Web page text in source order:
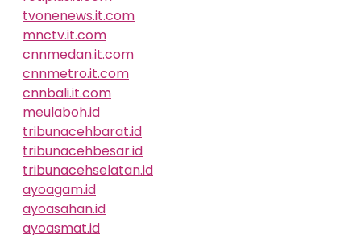
tvonenews.it.com
mnctv.it.com
cnnmedan.it.com
cnnmetro.it.com
cnnbali.it.com
meulaboh.id
tribunacehbarat.id
tribunacehbesar.id
tribunacehselatan.id
ayoagam.id
ayoasahan.id
ayoasmat.id